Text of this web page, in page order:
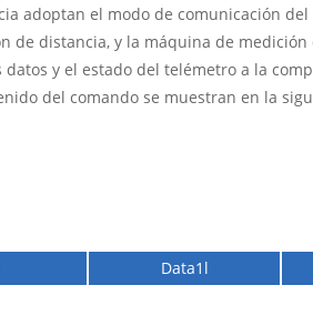
adoptan el modo de comunicación del
de distancia, y la máquina de medición
y el estado del telémetro a la
del comando se muestran en la
Data1l